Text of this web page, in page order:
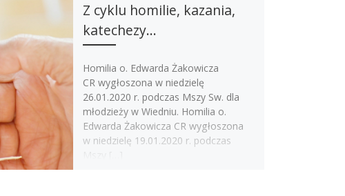
Z cyklu homilie, kazania,
katechezy…
Homilia o. Edwarda Żakowicza
CR wygłoszona w niedzielę
26.01.2020 r. podczas Mszy Sw. dla
młodzieży w Wiedniu. Homilia o.
Edwarda Żakowicza CR wygłoszona
w niedzielę 19.01.2020 r. podczas